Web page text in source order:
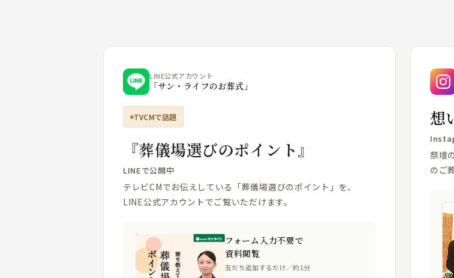
LINE公式アカウント
「サン・ライフのお葬式」
TVCMで話題
『葬儀場選びのポイント』
LINEで公開中
テレビCMでお伝えしている「葬儀場選びのポイント」を、
LINE公式アカウントでご覧いただけます。
フォーム入力不要で
資料閲覧
友だち追加するだけ／約1分
想
祭壇
のご